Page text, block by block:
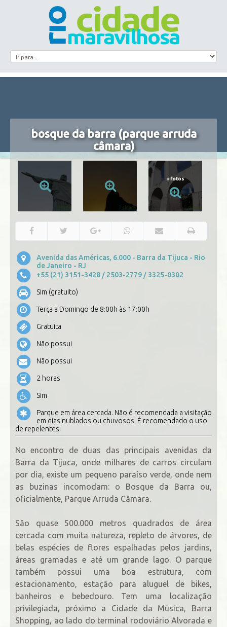
bosque da barra (parque arruda
câmara)
+fotos
Avenida das Américas, 6.000 - Barra da Tijuca - Rio
de Janeiro - RJ
+55 (21) 3151-3428 / 2503-2779 / 3325-0302
Sim (gratuito)
Terça a Domingo de 8:00h às 17:00h
Gratuita
Não possui
Não possui
2 horas
Sim
Parque em área cercada. Não é recomendada a visitação
em dias nublados ou chuvosos. É recomendado o uso
de repelentes.
No encontro de duas das principais avenidas da
Barra da Tijuca, onde milhares de carros circulam
por dia, existe um pequeno paraíso verde, onde nem
as buzinas incomodam: o Bosque da Barra ou,
oficialmente, Parque Arruda Câmara.
São quase 500.000 metros quadrados de área
cercada com muita natureza, repleto de árvores, de
belas espécies de flores espalhadas pelos jardins,
áreas gramadas e até um grande lago. O parque
também possui uma boa estrutura, com
estacionamento, estação para aluguel de bikes,
banheiros e bebedouro. Tem uma localização
privilegiada, próximo a Cidade da Música, Barra
Shopping, ao lado do terminal rodoviário Alvorada e